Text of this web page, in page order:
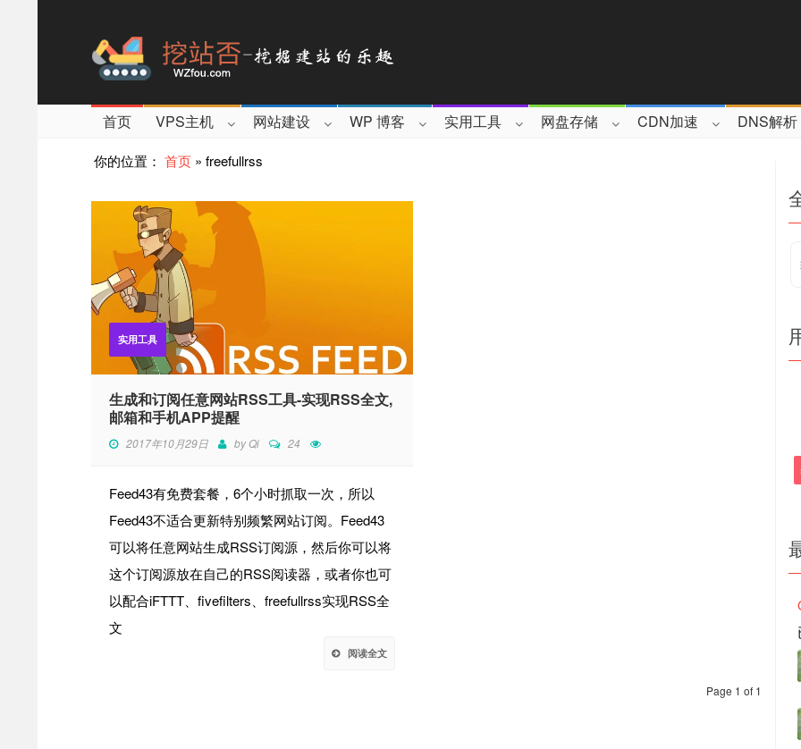
首页 VPS主机 网站建设 WP 博客 实用工具 网盘存储 CDN加速 DNS解析
你的位置： 首页 » freefullrss
实用工具
生成和订阅任意网站RSS工具-实现RSS全文,
邮箱和手机APP提醒
2017年10月29日 byQi 24
Feed43有免费套餐，6个小时抓取一次，所以
Feed43不适合更新特别频繁网站订阅。Feed43
可以将任意网站生成RSS订阅源，然后你可以将
这个订阅源放在自己的RSS阅读器，或者你也可
以配合iFTTT、fivefilters、freefullrss实现RSS全
文
阅读全文
Page 1 of 1